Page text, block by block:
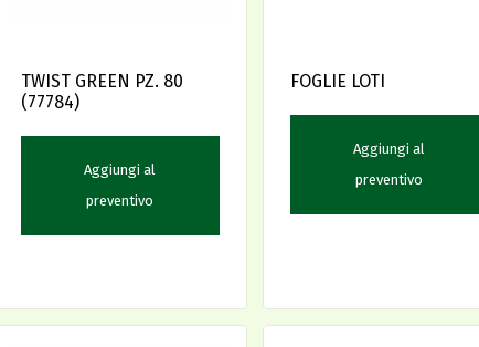
TWIST GREEN PZ. 80
(77784)
Aggiungi al
preventivo
FOGLIE LOTI
Aggiungi al
preventivo